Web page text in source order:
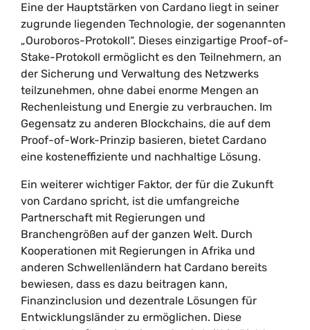
Eine der Hauptstärken von Cardano liegt in seiner
zugrunde liegenden Technologie, der sogenannten
„Ouroboros-Protokoll“. Dieses einzigartige Proof-of-
Stake-Protokoll ermöglicht es den Teilnehmern, an
der Sicherung und Verwaltung des Netzwerks
teilzunehmen, ohne dabei enorme Mengen an
Rechenleistung und Energie zu verbrauchen. Im
Gegensatz zu anderen Blockchains, die auf dem
Proof-of-Work-Prinzip basieren, bietet Cardano
eine kosteneffiziente und nachhaltige Lösung.
Ein weiterer wichtiger Faktor, der für die Zukunft
von Cardano spricht, ist die umfangreiche
Partnerschaft mit Regierungen und
Branchengrößen auf der ganzen Welt. Durch
Kooperationen mit Regierungen in Afrika und
anderen Schwellenländern hat Cardano bereits
bewiesen, dass es dazu beitragen kann,
Finanzinclusion und dezentrale Lösungen für
Entwicklungsländer zu ermöglichen. Diese